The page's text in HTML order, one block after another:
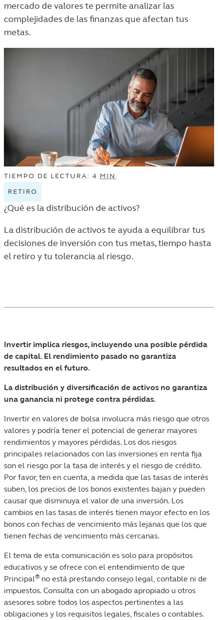
VIDA
Y
LISTING.
mercado de valores te permite analizar las
complejidades de las finanzas que afectan tus
metas.
TIEMPO DE LECTURA: 4 MIN
RETIRO
RETIRO
ARTICLES
VIDA
¿Qué es la distribución de activos?
La distribución de activos te ayuda a equilibrar tus
decisiones de inversión con tus metas, tiempo hasta
el retiro y tu tolerancia al riesgo.
Invertir implica riesgos, incluyendo una posible pérdida
de capital. El rendimiento pasado no garantiza
resultados en el futuro.
La distribución y diversificación de activos no garantiza
una ganancia ni protege contra pérdidas.
Invertir en valores de bolsa involucra más riesgo que otros
valores y podría tener el potencial de generar mayores
rendimientos y mayores pérdidas. Los dos riesgos
principales relacionados con las inversiones en renta fija
son el riesgo por la tasa de interés y el riesgo de crédito.
Por favor, ten en cuenta, a medida que las tasas de interés
suben, los precios de los bonos existentes bajan y pueden
causar que disminuya el valor de una inversión. Los
cambios en las tasas de interés tienen mayor efecto en los
bonos con fechas de vencimiento más lejanas que los que
tienen fechas de vencimiento más cercanas.
El tema de esta comunicación es solo para propósitos
educativos y se ofrece con el entendimiento de que
Principal® no está prestando consejo legal, contable ni de
impuestos. Consulta con un abogado apropiado u otros
asesores sobre todos los aspectos pertinentes a las
obligaciones y los requisitos legales, fiscales o contables.